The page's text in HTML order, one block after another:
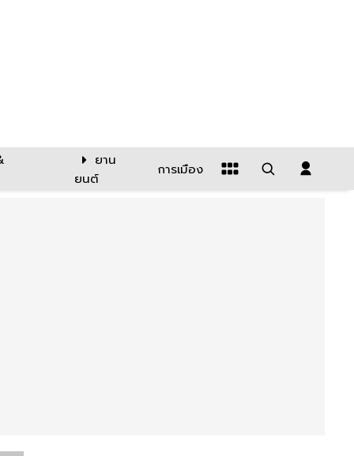
ยาน
ยนต์
การเมือง